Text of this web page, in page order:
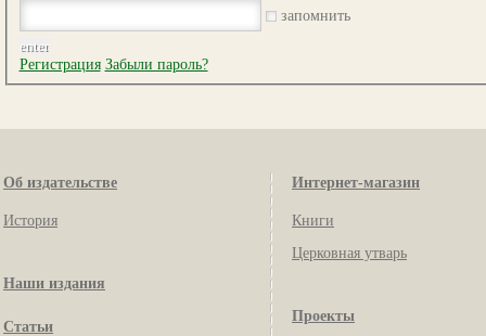
запомнить
Регистрация Забыли пароль?
Об издательстве
История
Наши издания
Статьи
Интернет-магазин
Книги
Церковная утварь
Проекты